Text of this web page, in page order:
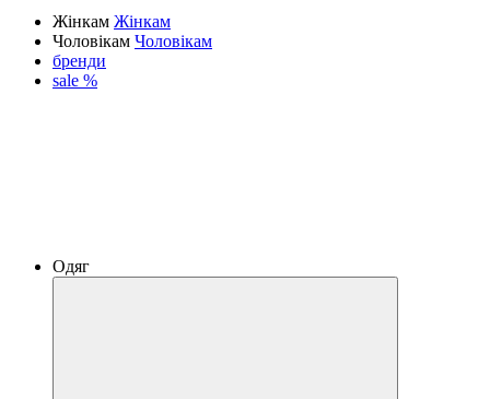
Жінкам Жінкам
Чоловікам Чоловікам
бренди
sale %
Одяг